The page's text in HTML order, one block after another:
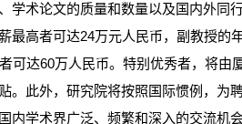
学术论文的质量和数量以及国内外同
最高者可达24万元人民币，副教授的
可达60万人民币。特别优秀者，将由
。此外，研究院将按照国际惯例，为
内学术界广泛、频繁和深入的交流机